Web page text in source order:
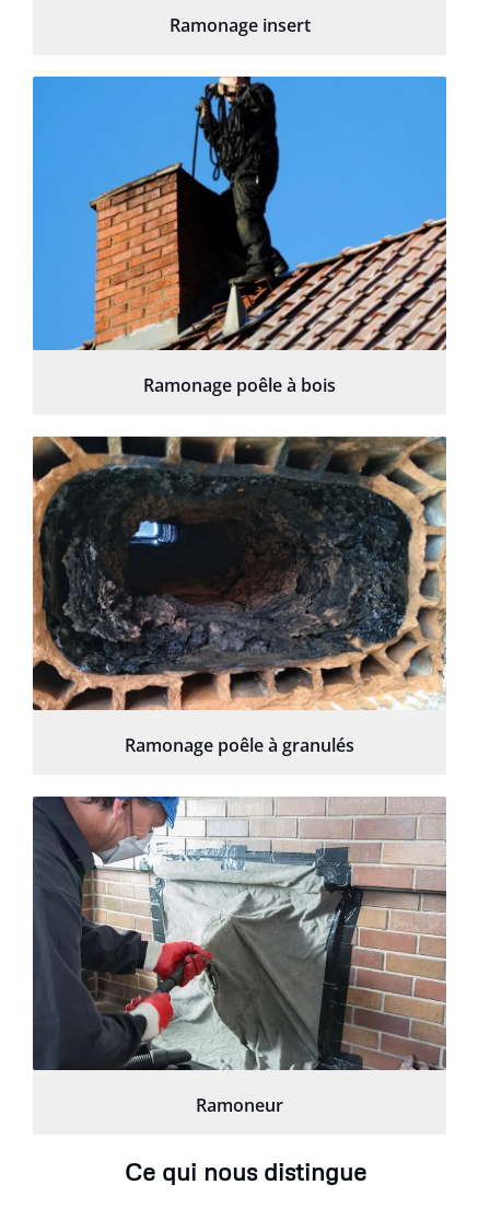
Ramonage insert
Ramonage poêle à bois
Ramonage poêle à granulés
Ramoneur
Ce qui nous distingue